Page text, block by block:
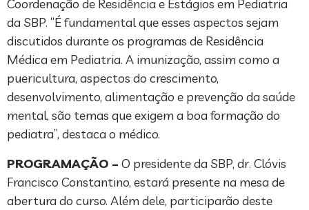
Coordenação de Residência e Estágios em Pediatria
da SBP. “É fundamental que esses aspectos sejam
discutidos durante os programas de Residência
Médica em Pediatria. A imunização, assim como a
puericultura, aspectos do crescimento,
desenvolvimento, alimentação e prevenção da saúde
mental, são temas que exigem a boa formação do
pediatra”, destaca o médico.
PROGRAMAÇÃO – O presidente da SBP, dr. Clóvis
Francisco Constantino, estará presente na mesa de
abertura do curso. Além dele, participarão deste